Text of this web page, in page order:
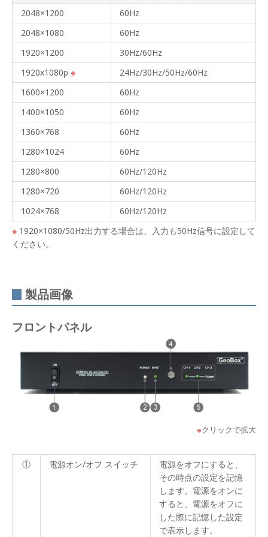
2048×1200
60Hz
2048×1080
60Hz
1920×1200
30Hz/60Hz
1920x1080p ※
24Hz/30Hz/50Hz/60Hz
1600×1200
60Hz
1400×1050
60Hz
1360×768
60Hz
1280×1024
60Hz
1280×800
60Hz/120Hz
1280×720
60Hz/120Hz
1024×768
60Hz/120Hz
※ 1920×1080/50Hz出力する場合は、入力も50Hz信号に設定して
ください。
製品画像
フロントパネル
※クリックで拡大
① 電源オン/オフ スイッチ
電源をオフにすると、
その時点の設定を記憶
します。電源をオンに
すると、電源をオフに
した際に記憶した設定
で表示します。